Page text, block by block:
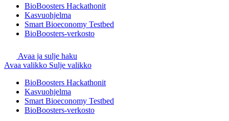
BioBoosters Hackathonit
Kasvuohjelma
Smart Bioeconomy Testbed
BioBoosters-verkosto
Avaa ja sulje haku
Avaa valikko Sulje valikko
BioBoosters Hackathonit
Kasvuohjelma
Smart Bioeconomy Testbed
BioBoosters-verkosto